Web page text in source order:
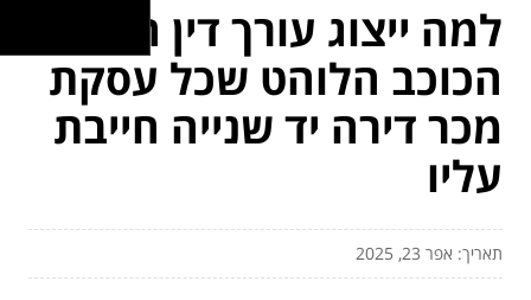
למה ייצוג עורך דין הוא
הכוכב הלוהט שכל עסקת
מכר דירה יד שנייה חייבת
עליו
תאריך: אפר 23, 2025